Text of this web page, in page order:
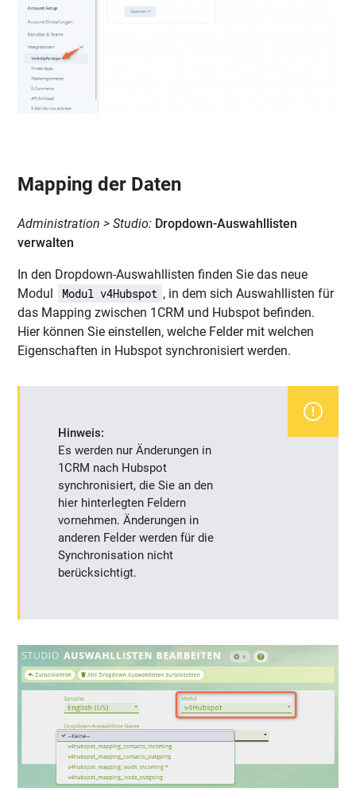
Mapping der Daten
Administration > Studio: Dropdown-Auswahllisten
verwalten
In den Dropdown-Auswahllisten finden Sie das neue
Modul
Modul v4Hubspot , in dem sich Auswahllisten für
das Mapping zwischen 1CRM und Hubspot befinden.
Hier können Sie einstellen, welche Felder mit welchen
Eigenschaften in Hubspot synchronisiert werden.
Hinweis:
Es werden nur Änderungen in
1CRM nach Hubspot
synchronisiert, die Sie an den
hier hinterlegten Feldern
vornehmen. Änderungen in
anderen Felder werden für die
Synchronisation nicht
berücksichtigt.